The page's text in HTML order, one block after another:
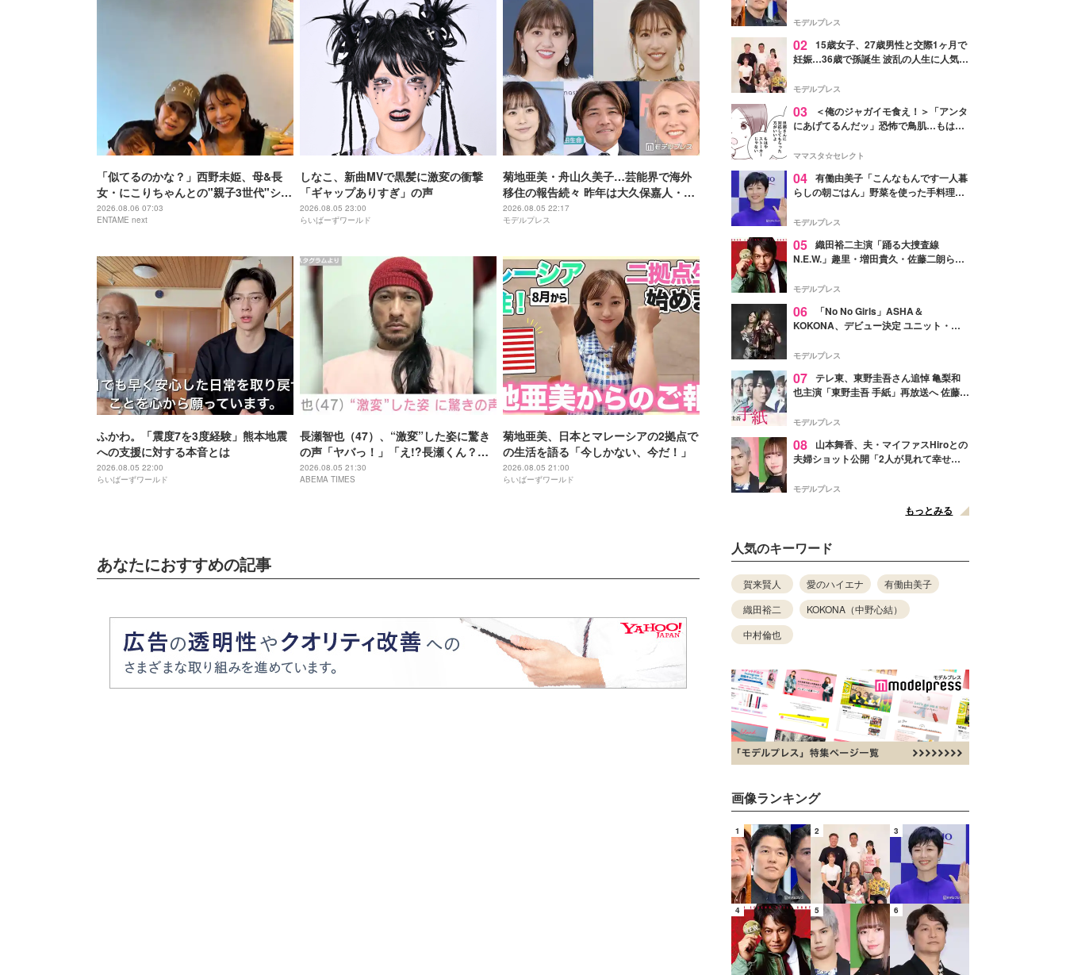
「似てるのかな？」西野未姫、母&長
女・にこりちゃんとの"親子3世代"ショ
ット公開「美人で素敵」
2026.08.06 07:03
ENTAME next
しなこ、新曲MVで黒髪に激変の衝撃
「ギャップありすぎ」の声
2026.08.05 23:00
らいばーずワールド
菊地亜美・舟山久美子…芸能界で海外
移住の報告続々 昨年は大久保嘉人・
SHELLY・優木まおみも
2026.08.05 22:17
モデルプレス
ふかわ。「震度7を3度経験」熊本地震
への支援に対する本音とは
2026.08.05 22:00
らいばーずワールド
長瀬智也（47）、“激変”した姿に驚き
の声「ヤバっ！」「え!?長瀬くん？」
「ワイルドさに磨きがかかってる」
2026.08.05 21:30
ABEMA TIMES
菊地亜美、日本とマレーシアの2拠点で
の生活を語る「今しかない、今だ！」
2026.08.05 21:00
らいばーずワールド
あなたにおすすめの記事
最大の敬意とエールを」
モデルプレス
02 15歳女子、27歳男性と交際1ヶ月で
妊娠…36歳で孫誕生 波乱の人生に人気タ
よ！」
モデルプレス
03
＜俺のジャガイモ食え！＞「アンタ
にあげてるんだッ」恐怖で鳥肌…もはや
ママスタ☆セレクト
04 有働由美子「こんなもんです一人暮
らしの朝ごはん」野菜を使った手料理公
そう」と反響
モデルプレス
05 織田裕二主演「踊る大捜査線
N.E.W.」趣里・増田貴久・佐藤二朗ら新
徴する“謎のキーワード”も
モデルプレス
06
「No No Girls」ASHA＆
KOKONA、デビュー決定 ユニット・
リリースへ
モデルプレス
07 テレ東、東野圭吾さん追悼 亀梨和
也主演「東野圭吾 手紙」再放送へ 佐藤隆
モデルプレス
08
山本舞香、夫・マイファスHiroとの
夫婦ショット公開「2人が見れて幸せ」
モデルプレス
もっとみる
人気のキーワード
賀来賢人 愛のハイエナ
有働由美子
織田裕二
KOKONA（中野心結）
中村倫也
画像ランキング
1 2 3
4 5 6